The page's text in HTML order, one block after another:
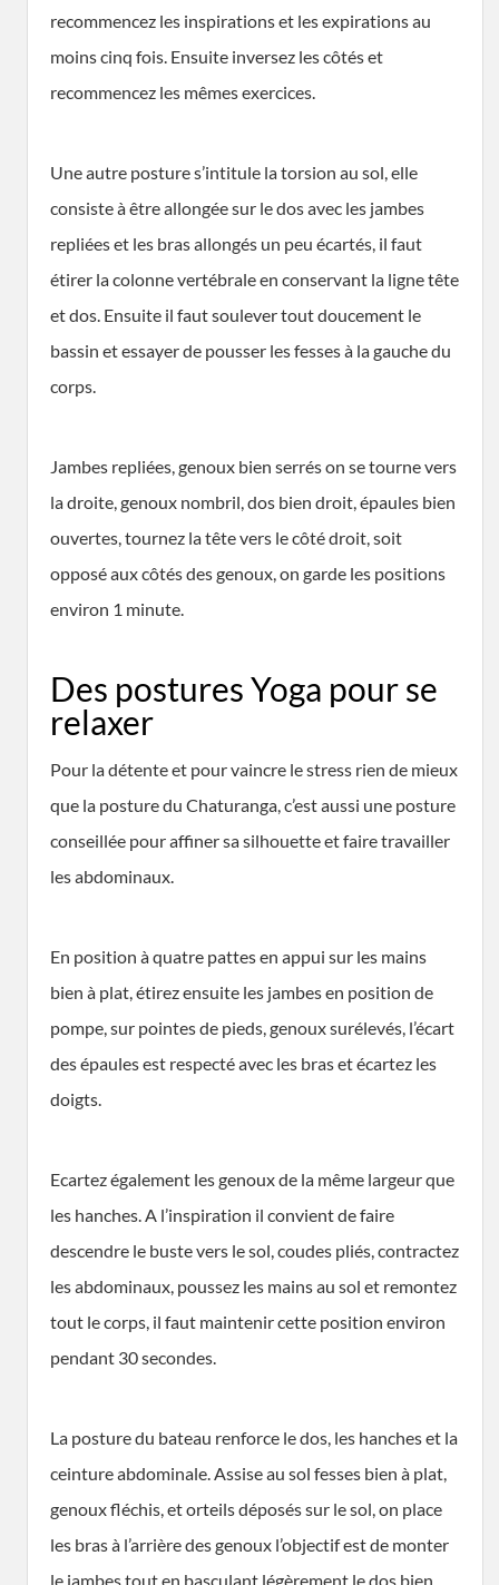
recommencez les inspirations et les expirations au
moins cinq fois. Ensuite inversez les côtés et
recommencez les mêmes exercices.
Une autre posture s’intitule la torsion au sol, elle
consiste à être allongée sur le dos avec les jambes
repliées et les bras allongés un peu écartés, il faut
étirer la colonne vertébrale en conservant la ligne tête
et dos. Ensuite il faut soulever tout doucement le
bassin et essayer de pousser les fesses à la gauche du
corps.
Jambes repliées, genoux bien serrés on se tourne vers
la droite, genoux nombril, dos bien droit, épaules bien
ouvertes, tournez la tête vers le côté droit, soit
opposé aux côtés des genoux, on garde les positions
environ 1 minute.
Des postures Yoga pour se
relaxer
Pour la détente et pour vaincre le stress rien de mieux
que la posture du Chaturanga, c’est aussi une posture
conseillée pour affiner sa silhouette et faire travailler
les abdominaux.
En position à quatre pattes en appui sur les mains
bien à plat, étirez ensuite les jambes en position de
pompe, sur pointes de pieds, genoux surélevés, l’écart
des épaules est respecté avec les bras et écartez les
doigts.
Ecartez également les genoux de la même largeur que
les hanches. A l’inspiration il convient de faire
descendre le buste vers le sol, coudes pliés, contractez
les abdominaux, poussez les mains au sol et remontez
tout le corps, il faut maintenir cette position environ
pendant 30 secondes.
La posture du bateau renforce le dos, les hanches et la
ceinture abdominale. Assise au sol fesses bien à plat,
genoux fléchis, et orteils déposés sur le sol, on place
les bras à l’arrière des genoux l’objectif est de monter
le jambes tout en basculant légèrement le dos bien